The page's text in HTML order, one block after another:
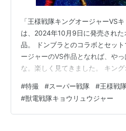
「王様戦隊キングオージャーVS
は、2024年10月9日に発売され
品。 ドンブラとのコラボとセッ
ージャーのVS作品となれば、や
な。楽しく見てきました。 キン
ーツデザインが良いな。それが皆
ョウリュウジャーは現在YouTube
毎週楽しく見ています。全話視聴
#特撮 #スーパー戦隊 #王様戦
#獣電戦隊キョウリュウジャー